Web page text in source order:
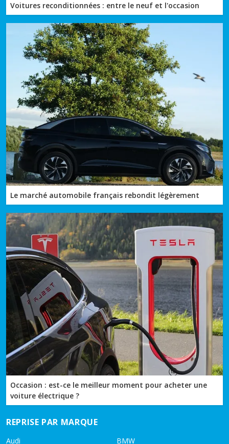
Voitures reconditionnées : entre le neuf et l'occasion
Le marché automobile français rebondit légèrement
Occasion : est-ce le meilleur moment pour acheter une
voiture électrique ?
REPRISE PAR MARQUE
Audi BMW